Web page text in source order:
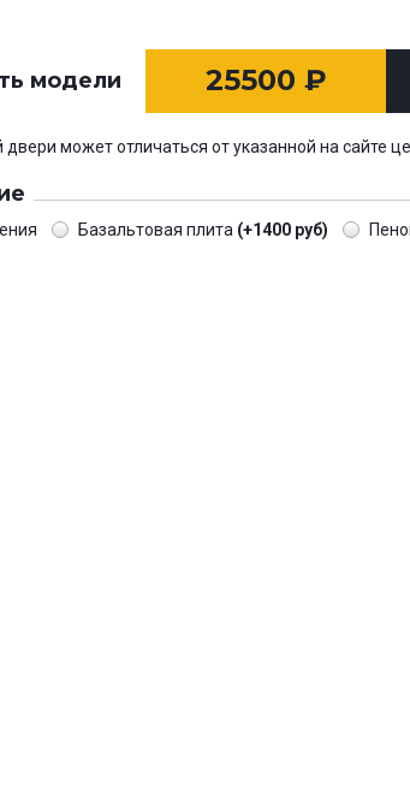
модели 25500 ₽
двери может отличаться от указанной на сайте
Базальтовая плита (+1400 руб)